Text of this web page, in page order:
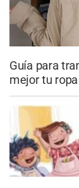
Guía para
mejor tu ropa